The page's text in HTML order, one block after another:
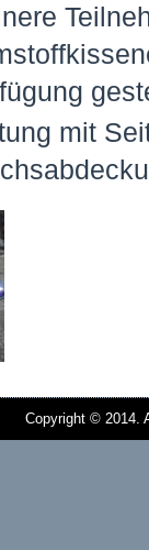
mit
Copyright © 2014.